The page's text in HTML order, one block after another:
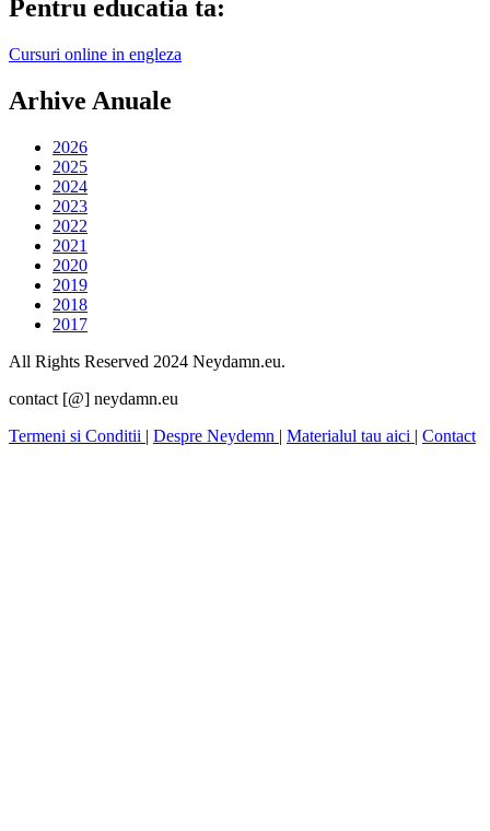
Pentru educatia ta:
Cursuri online in engleza
Arhive Anuale
2026
2025
2024
2023
2022
2021
2020
2019
2018
2017
All Rights Reserved 2024 Neydamn.eu.
contact [@] neydamn.eu
Termeni si Conditii | Despre Neydemn | Materialul tau aici | Contact